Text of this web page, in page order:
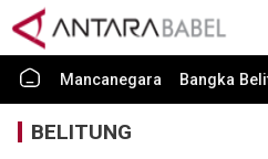
Mancanegara Bangka
BELITUNG